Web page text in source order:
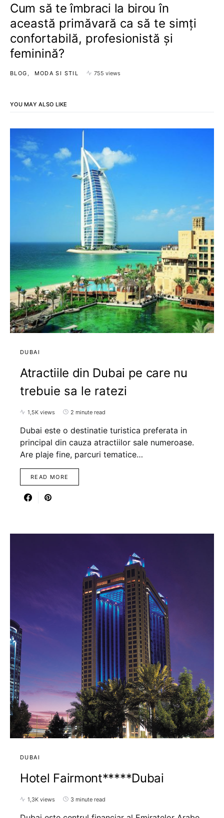
Cum să te îmbraci la birou în
această primăvară ca să te simți
confortabilă, profesionistă și
feminină?
BLOG MODA SI STIL 755 views
YOU MAY ALSO LIKE
DUBAI
Atractiile din Dubai pe care nu
trebuie sa le ratezi
1,5K views 2 minute read
Dubai este o destinatie turistica preferata in
principal din cauza atractiilor sale numeroase.
Are plaje fine, parcuri tematice…
READ MORE
DUBAI
Hotel Fairmont*****Dubai
1,3K views 3 minute read